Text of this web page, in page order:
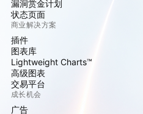
漏洞赏金计划
状态页面
商业解决方案
插件
图表库
Lightweight Charts™
高级图表
交易平台
成长机会
广告